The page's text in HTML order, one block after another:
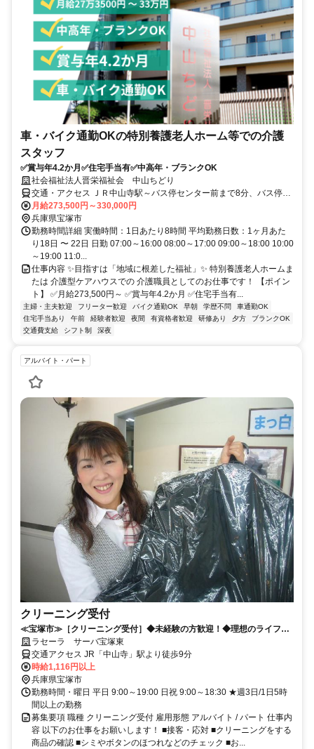
車・バイク通勤OKの特別養護老人ホーム等での介護
スタッフ
✅賞与年4.2か月✅住宅手当有✅中高年・ブランクOK
社会福祉法人晋栄福祉会 中山ちどり
交通・アクセス ＪＲ中山寺駅～バス停センター前まで8分、バス停セ
ンター前から徒歩1分
月給273,500円～330,000円
兵庫県宝塚市
勤務時間詳細 実働時間：1日あたり8時間 平均勤務日数：1ヶ月あた
り18日 〜 22日 日勤 07:00～16:00 08:00～17:00 09:00～18:00 10:00
～19:00 11:0...
仕事内容 ✨目指すは「地域に根差した福祉」✨ 特別養護老人ホームま
たは 介護型ケアハウスでの 介護職員としてのお仕事です！ 【ポイン
ト】 ✅月給273,500円～ ✅賞与年4.2か月 ✅住宅手当有...
主婦・主夫歓迎 フリーター歓迎 バイク通勤OK 早朝 学歴不問
車通勤OK
住宅手当あり
午前 経験者歓迎 夜間 有資格者歓迎 研修あり 夕方
ブランクOK
交通費支給
シフト制 深夜
アルバイト・パート
クリーニング受付
≪宝塚市≫［クリーニング受付］◆未経験の方歓迎！◆理想のライフワ
ークバランスが実現！
ラセーラ サーバ宝塚東
交通アクセス JR「中山寺」駅より徒歩9分
時給1,116円以上
兵庫県宝塚市
勤務時間・曜日 平日 9:00～19:00 日祝 9:00～18:30 ★週3日/1日5時
間以上の勤務
募集要項 職種 クリーニング受付 雇用形態 アルバイト / パート 仕事内
容 以下のお仕事をお願いします！ ■接客・応対 ■クリーニングをする
商品の確認 ■シミやボタンのほつれなどのチェック ■お...